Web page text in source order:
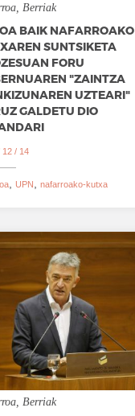
Berriak
BAIK NAFARROAKO
SUNTSIKETA
FORU
"ZAINTZA
UZTEARI"
GALDETU DIO
12 / 14
UPN nafarroako-kutxa
Berriak